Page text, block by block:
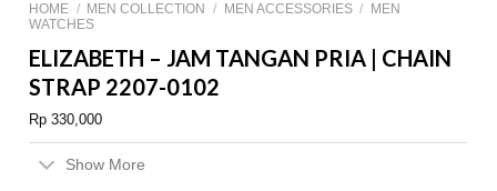
HOME / MEN COLLECTION / MEN ACCESSORIES /
MEN
WATCHES
ELIZABETH – JAM TANGAN PRIA | CHAIN
STRAP 2207-0102
Rp 330,000
Show More